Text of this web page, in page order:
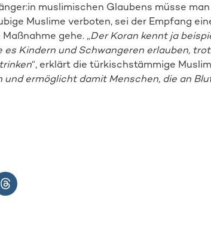
muslimischen Glaubens müsse
Muslime verboten, sei der Empfang
gehe. „Der Koran kennt ja
es Kindern und Schwangeren erlauben,
“, erklärt die türkischstämmige
ermöglicht damit Menschen, die an